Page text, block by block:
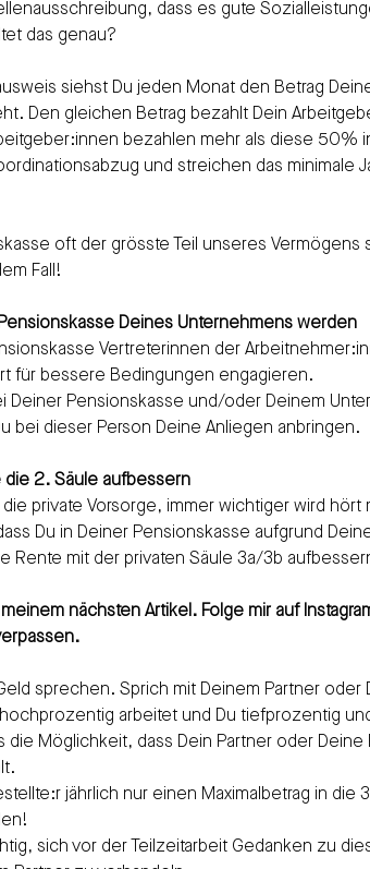
dass es gute
das genau?
siehst Du jeden Monat den Betrag
Den gleichen Betrag bezahlt Dein
bezahlen mehr als diese 50%
und streichen das minimale
oft der grösste Teil unseres
Fall!
Deines Unternehmens werden
Vertreterinnen der
für bessere Bedingungen engagieren.
Deiner Pensionskasse und/oder Deinem
bei dieser Person Deine Anliegen anbringen.
die 2. Säule aufbessern
die private Vorsorge, immer wichtiger wird
Du in Deiner Pensionskasse aufgrund
Rente mit der privaten Säule 3a/3b
nächsten Artikel. Folge mir auf
sprechen. Sprich mit Deinem Partner oder
arbeitet und Du tiefprozentig
die Möglichkeit, dass Dein Partner oder Deine
jährlich nur einen Maximalbetrag in die
sich vor der Teilzeitarbeit Gedanken zu